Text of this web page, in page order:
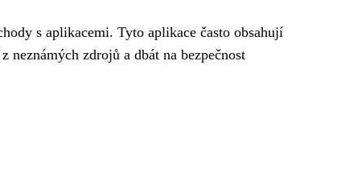
s aplikacemi. Tyto aplikace často obsahují
zdrojů a dbát na bezpečnost